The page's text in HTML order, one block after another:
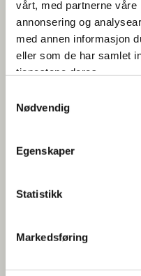
vårt, med partnerne våre
annonsering og
med annen informasjon
eller som de har samlet
tjenestene deres.
Nødvendig
Egenskaper
Statistikk
Markedsføring
Klikkvinyl - Gulvet som
Tips og råd
Dette må du tenke på
Smarte tips for riktig valg
Inspirasjon